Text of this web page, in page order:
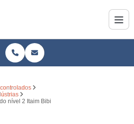
nível 2 Itaim Bibi